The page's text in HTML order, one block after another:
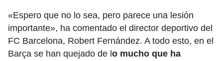
«Espero que no lo sea, pero parece una lesión
importante», ha comentado el director deportivo del
FC Barcelona, Robert Fernández. A todo esto, en el
Barça se han quejado de l o mucho que ha